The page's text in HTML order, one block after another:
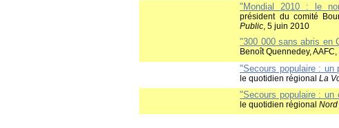
"Mondial 2010 : le
président du comité
Public , 5 juin 2010
"300 000 sans abris en
Benoît Quennedey,
"Secours populaire : un
le quotidien régionalLa
"Secours populaire : un
le quotidien régionalNord